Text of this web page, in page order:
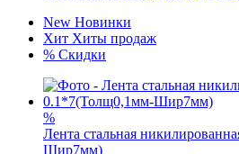
New Новинки
Хит Хиты продаж
% Скидки
%
Лента стальная
Шир7мм)